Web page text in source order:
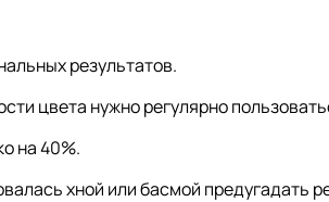
результатов.
цвета нужно регулярно
на 40%.
хной или басмой предугадать